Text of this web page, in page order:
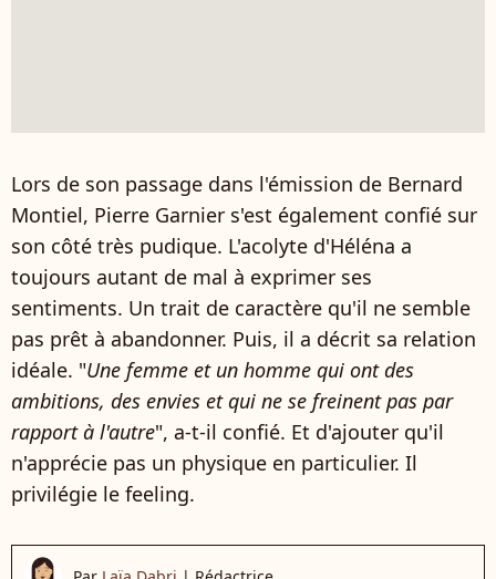
Lors de son passage dans l'émission de Bernard
Montiel, Pierre Garnier s'est également confié sur
son côté très pudique. L'acolyte d'Héléna a
toujours autant de mal à exprimer ses
sentiments. Un trait de caractère qu'il ne semble
pas prêt à abandonner. Puis, il a décrit sa relation
idéale. "Une femme et un homme qui ont des
ambitions, des envies et qui ne se freinent pas par
rapport à l'autre", a-t-il confié. Et d'ajouter qu'il
n'apprécie pas un physique en particulier. Il
privilégie le feeling.